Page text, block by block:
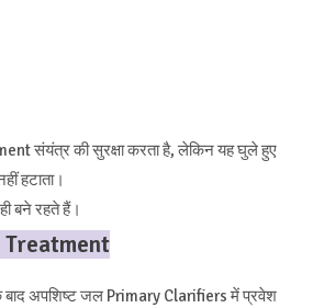
संयंत्र की सुरक्षा करता है, लेकिन यह घुले हुए
हटाता।
बने रहते हैं।
अपशिष्ट जल Primary Clarifiers में प्रवेश